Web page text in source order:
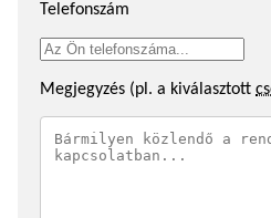
Telefonszám
Megjegyzés (pl. a kiválasztott